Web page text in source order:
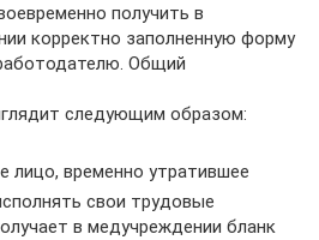
получить в
корректно заполненную форму
Общий
следующим образом:
лицо, временно утратившее
свои трудовые
в медучреждении бланк